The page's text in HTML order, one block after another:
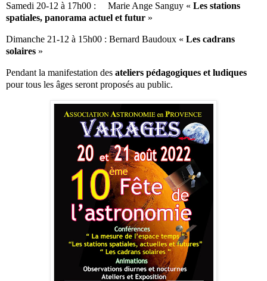
Samedi 20-12 à 17h00 : Marie Ange Sanguy « Les stations
spatiales, panorama actuel et futur »
Dimanche 21-12 à 15h00 : Bernard Baudoux « Les cadrans
solaires »
Pendant la manifestation des ateliers pédagogiques et ludiques
pour tous les âges seront proposés au public.